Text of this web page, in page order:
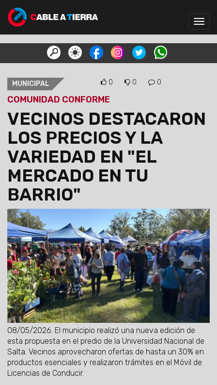
MUNICIPAL 0 0 0
COMUNIDAD CONFORME
VECINOS DESTACARON
LOS PRECIOS Y LA
VARIEDAD EN "EL
MERCADO EN TU
BARRIO"
08/05/2026. El municipio realizó una nueva edición de
esta propuesta en el predio de la Universidad Nacional de
Salta. Vecinos aprovecharon ofertas de hasta un 30% en
productos esenciales y realizaron trámites en el Móvil de
Licencias de Conducir.